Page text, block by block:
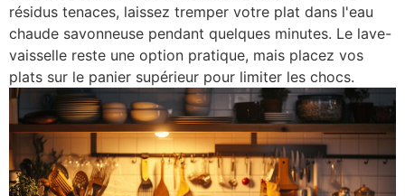
résidus tenaces, laissez tremper votre plat dans l'eau
chaude savonneuse pendant quelques minutes. Le lave-
vaisselle reste une option pratique, mais placez vos
plats sur le panier supérieur pour limiter les chocs.